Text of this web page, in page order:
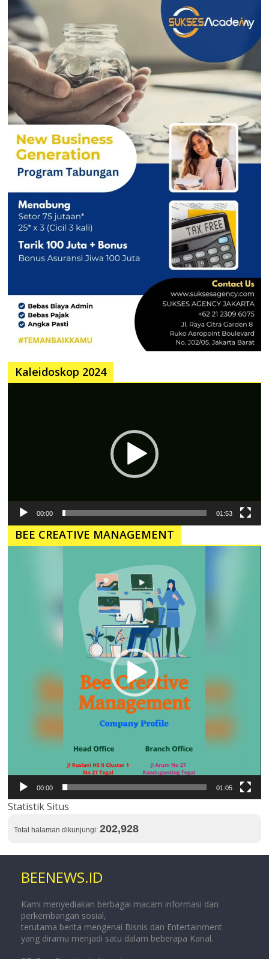
Kaleidoskop 2024
00:00 01:53
BEE CREATIVE MANAGEMENT
00:00 01:05
Statistik Situs
Total halaman dikunjungi:202,928
BEENEWS.ID
Kami menyediakan berbagai macam informasi dan
perkembangan sosial,
terutama berita mengenai Bisnis dan Entertainment
yang diramu menjadi satu dalam beberapa Kanal.